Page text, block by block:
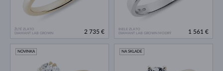
ŽLTÉ ZLATO
DIAMANT LAB GROWN
2 735 €
BIELE ZLATO
DIAMANT LAB GROWN MODRÝ
1 561 €
NOVINKA NA SKLADE